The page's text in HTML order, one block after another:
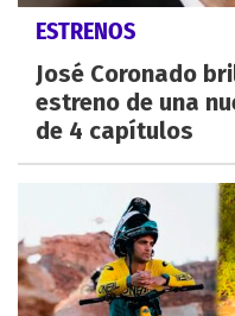
ESTRENOS
José Coronado
estreno de una
de 4 capítulos